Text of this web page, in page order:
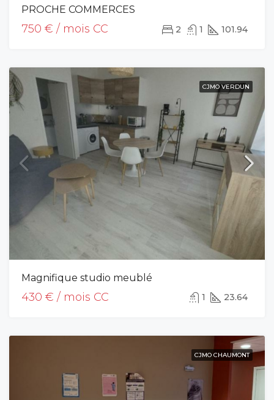
PROCHE COMMERCES
750 € / mois CC 2 1 101.94
CJMO VERDUN
Magnifique studio meublé
430 € / mois CC 1 23.64
CJMO CHAUMONT